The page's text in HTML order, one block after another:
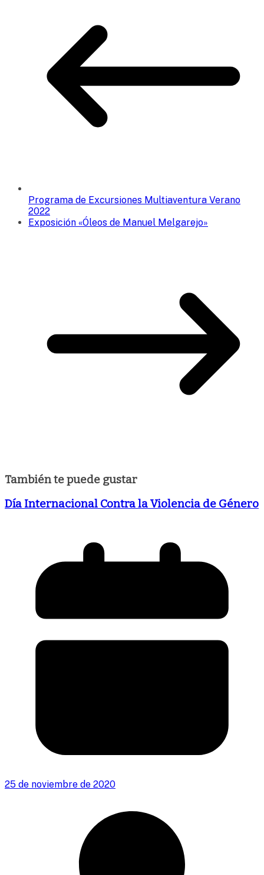
Programa de Excursiones Multiaventura Verano
2022
Exposición «Óleos de Manuel Melgarejo»
También te puede gustar
Día Internacional Contra la Violencia de Género
25 de noviembre de 2020